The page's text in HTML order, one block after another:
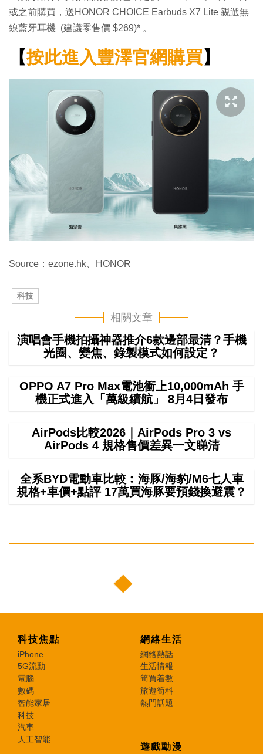
或之前購買，送HONOR CHOICE Earbuds X7 Lite 親選無
線藍牙耳機 (建議零售價 $269)* 。
【按此進入豐澤官網購買】
Source：ezone.hk、HONOR
科技
相關文章
演唱會手機拍攝神器推介6款邊部最清？手機
光圈、變焦、錄製模式如何設定？
OPPO A7 Pro Max電池衝上10,000mAh 手
機正式進入「萬級續航」 8月4日發布
AirPods比較2026｜AirPods Pro 3 vs
AirPods 4 規格售價差異一文睇清
全系BYD電動車比較︰海豚/海豹/M6七人車
規格+車價+點評 17萬買海豚要預錢換避震？
科技焦點
iPhone
5G流動
電腦
數碼
智能家居
科技
汽車
人工智能
網絡生活
網絡熱話
生活情報
筍買着數
旅遊筍料
熱門話題
遊戲動漫